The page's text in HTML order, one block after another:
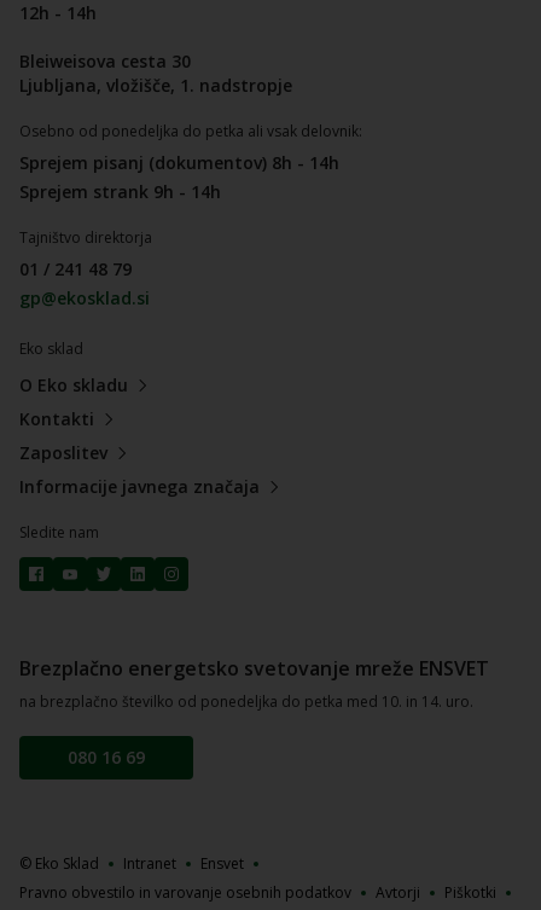
12h - 14h
Bleiweisova cesta 30
Ljubljana, vložišče, 1. nadstropje
Osebno od ponedeljka do petka ali vsak delovnik:
Sprejem pisanj (dokumentov) 8h - 14h
Sprejem strank 9h - 14h
Tajništvo direktorja
01 / 241 48 79
gp@ekosklad.si
Eko sklad
O Eko skladu
Kontakti
Zaposlitev
Informacije javnega značaja
Sledite nam
Brezplačno energetsko svetovanje mreže ENSVET
na brezplačno številko od ponedeljka do petka med 10. in 14. uro.
080 16 69
© Eko Sklad Intranet
Ensvet
Pravno obvestilo in varovanje osebnih podatkov
Avtorji Piškotki